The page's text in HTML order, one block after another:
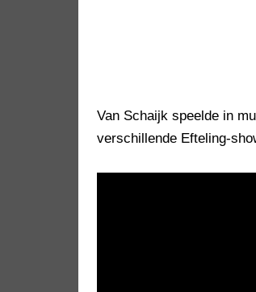
Van Schaijk speelde in
verschillende Efteling-